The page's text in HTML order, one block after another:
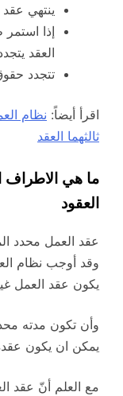
ينتهي عقد
إذا استمر
العقد
تتجدد
اقرأ أيضاً: نظام
ثالثهما العقد
ما هي الاطراف
العقود
عقد العمل محدد
يكون عقد العمل
وأن تكون مدته
يمكن ان يكون
مع العلم أنّ عقد